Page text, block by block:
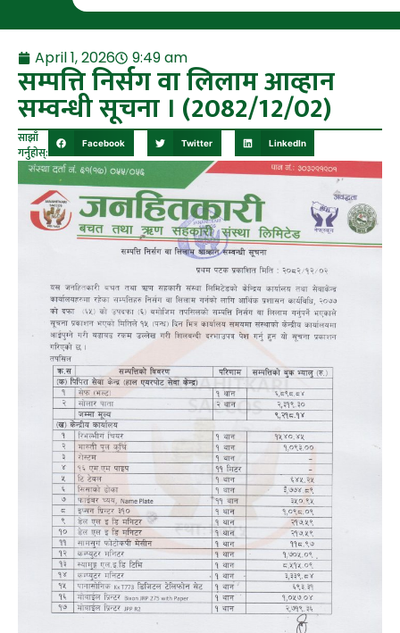
April 1, 2026 9:49 am
सम्पत्ति निर्सग वा लिलाम आव्हान
सम्वन्धी सूचना । (2082/12/02)
साझाँ
गर्नुहोस्:
Facebook Twitter LinkedIn